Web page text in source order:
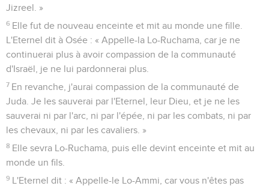
Jizreel. »
6 Elle fut de nouveau enceinte et mit au monde une fille.
L'Eternel dit à Osée : « Appelle-la Lo-Ruchama, car je ne
continuerai plus à avoir compassion de la communauté
d'Israël, je ne lui pardonnerai plus.
7 En revanche, j'aurai compassion de la communauté de
Juda. Je les sauverai par l'Eternel, leur Dieu, et je ne les
sauverai ni par l'arc, ni par l'épée, ni par les combats, ni par
les chevaux, ni par les cavaliers. »
8 Elle sevra Lo-Ruchama, puis elle devint enceinte et mit au
monde un fils.
9 L'Eternel dit : « Appelle-le Lo-Ammi, car vous n'êtes pas